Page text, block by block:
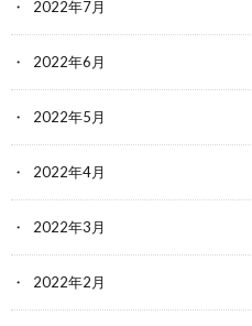
2022年7月
2022年6月
2022年5月
2022年4月
2022年3月
2022年2月